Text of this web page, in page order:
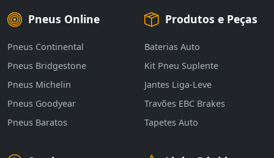
Pneus Online
Pneus Continental
Pneus Bridgestone
Pneus Michelin
Pneus Goodyear
Pneus Baratos
Produtos e Peças
Baterias Auto
Kit Pneu Suplente
Jantes Liga-Leve
Travões EBC Brakes
Tapetes Auto